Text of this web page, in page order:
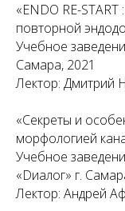
«ENDO RE-
повторной
Учебное
Самара, 2021
Лектор: Дмитрий
«Секреты и
морфологией
Учебное
«Dиалог» г.
Лектор: Андрей